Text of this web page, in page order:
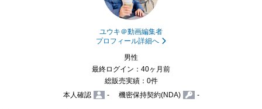
ユウキ＠動画編集者
プロフィール詳細へ
男性
最終ログイン：40ヶ月前
総販売実績：0件
本人確認
- 機密保持契約(NDA) -